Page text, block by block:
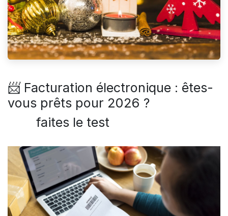
📨 Facturation électronique : êtes-
vous prêts pour 2026 ?
​ ​ ​ ​ ​ ​ ​ ​ ​faites le test